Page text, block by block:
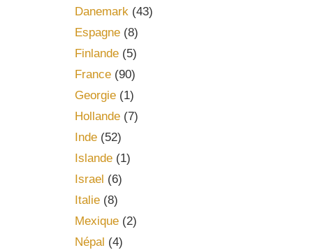
Danemark(43)
Espagne(8)
Finlande(5)
France(90)
Georgie(1)
Hollande(7)
Inde(52)
Islande(1)
Israel (6)
Italie(8)
Mexique(2)
Népal (4)